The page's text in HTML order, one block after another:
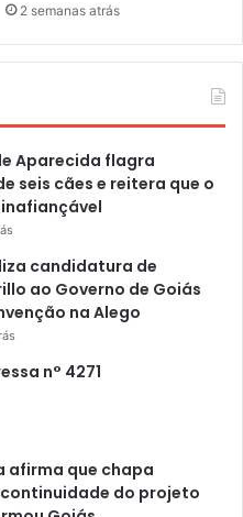
2 semanas atrás
Aparecida flagra
seis cães e reitera que o
candidatura de
ao Governo de Goiás
na Alego
n° 4271
afirma que chapa
do projeto